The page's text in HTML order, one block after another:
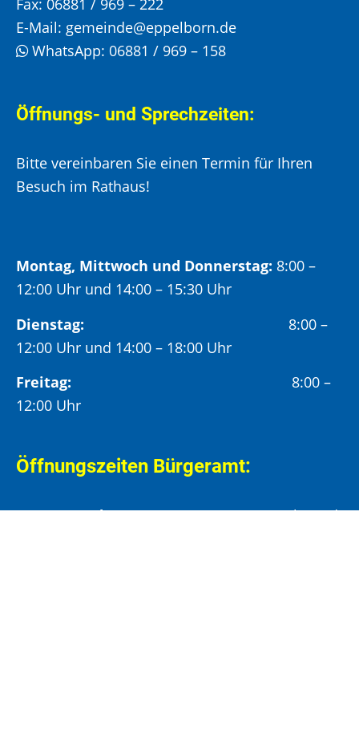
E-Mail: gemeinde@eppelborn.de
WhatsApp: 06881 / 969 – 158
Öffnungs- und Sprechzeiten:
Bitte vereinbaren Sie einen Termin für Ihren
Besuch im Rathaus!
Montag, Mittwoch und Donnerstag: 8:00 –
12:00 Uhr und 14:00 – 15:30 Uhr
Dienstag: 8:00 –
12:00 Uhr und 14:00 – 18:00 Uhr
Freitag:
8:00 –
12:00 Uhr
Öffnungszeiten Bürgeramt:
Montag und Donnerstag:8:00 – 13:00 Uhr und